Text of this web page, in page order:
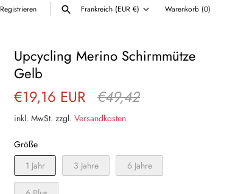
Registrieren Währung
Frankreich (EUR €) Warenkorb (0)
Upcycling Merino Schirmmütze
Gelb
€19,16 EUR €49,42
inkl. MwSt. zzgl. Versandkosten
Größe
1 Jahr
3 Jahre 6 Jahre